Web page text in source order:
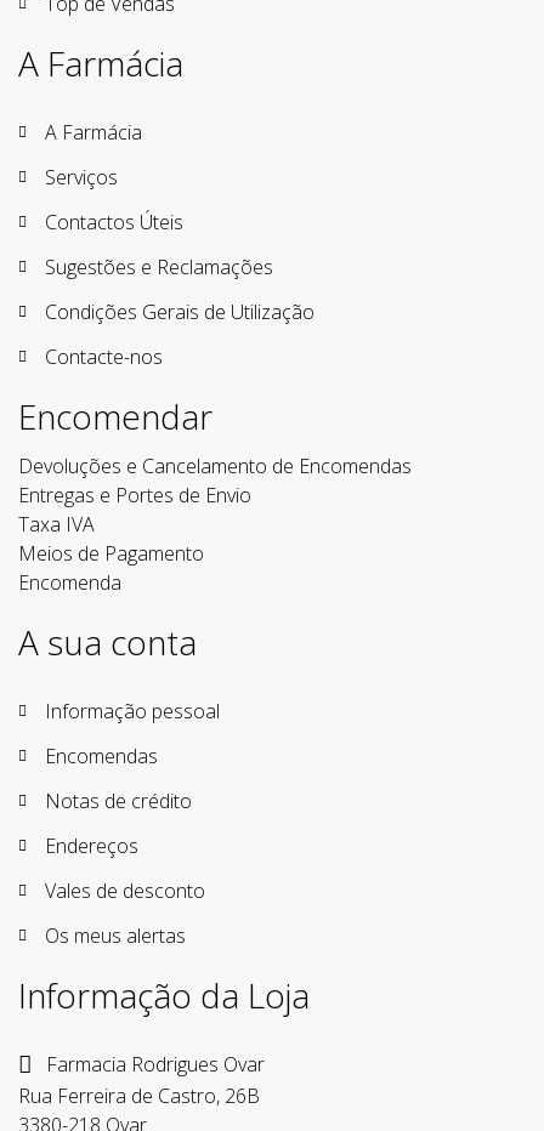
A Farmácia
A Farmácia
Serviços
Contactos Úteis
Sugestões e Reclamações
Condições Gerais de Utilização
Contacte-nos
Encomendar
Devoluções e Cancelamento de Encomendas
Entregas e Portes de Envio
Taxa IVA
Meios de Pagamento
Encomenda
A sua conta
Informação pessoal
Encomendas
Notas de crédito
Endereços
Vales de desconto
Os meus alertas
Informação da Loja
Farmacia Rodrigues Ovar
Rua Ferreira de Castro, 26B
3380-218 Ovar